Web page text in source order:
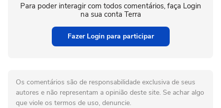
Para poder interagir com todos comentários, faça Login
na sua conta Terra
Fazer Login para participar
Os comentários são de responsabilidade exclusiva de seus
autores e não representam a opinião deste site. Se achar algo
que viole os termos de uso, denuncie.